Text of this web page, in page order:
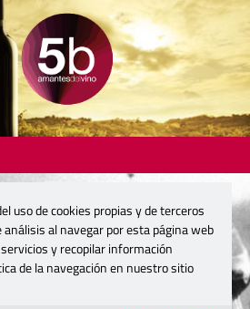
uso de cookies propias y de terceros
análisis al navegar por esta página web
y recopilar información
de la navegación en nuestro sitio